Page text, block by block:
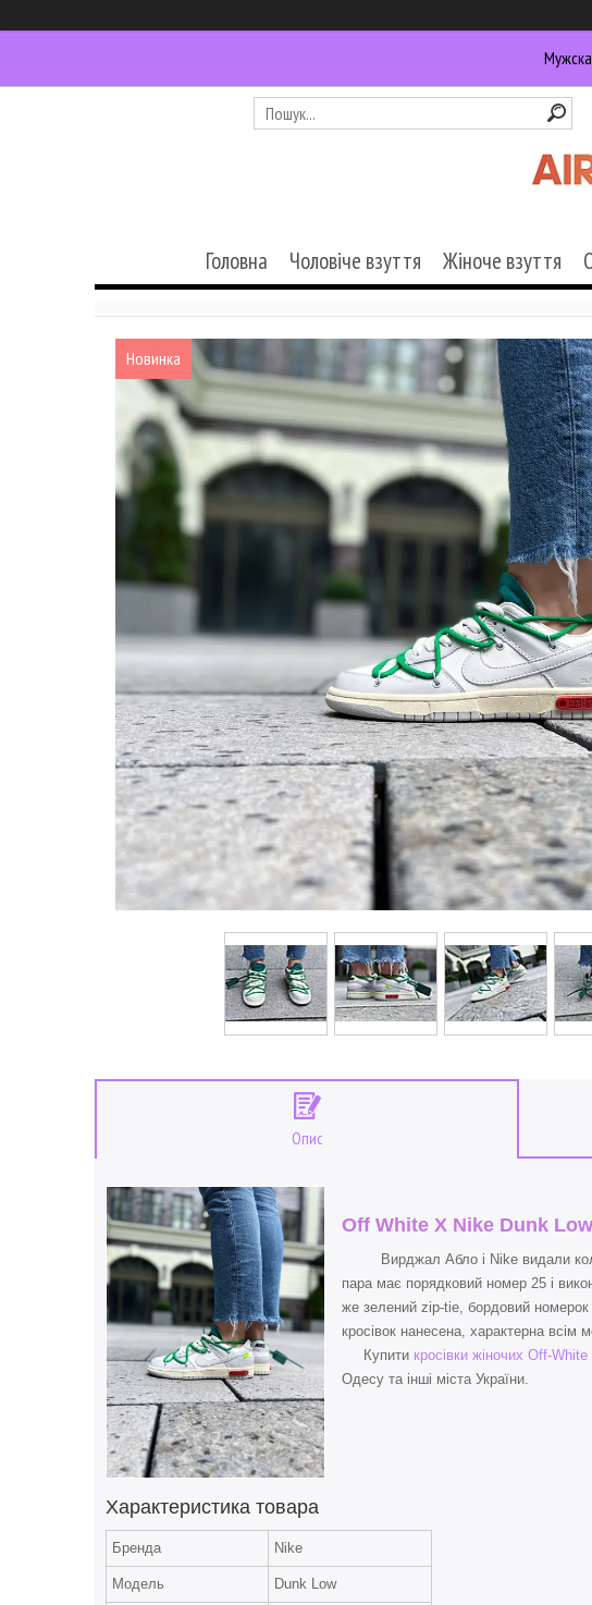
Головна Чоловіче взуття Жіноче взуття
Новинка
Опис
Off White X Nike Dunk
Вирджал Абло і Nike видали
пара має порядковий номер 25 і
же зелений zip-tie, бордовий номерок
кросівок нанесена, характерна
Купити кросівки жіночих Off-
Одесу та інші міста України.
Характеристика товара
Бренда Nike
Модель Dunk Low